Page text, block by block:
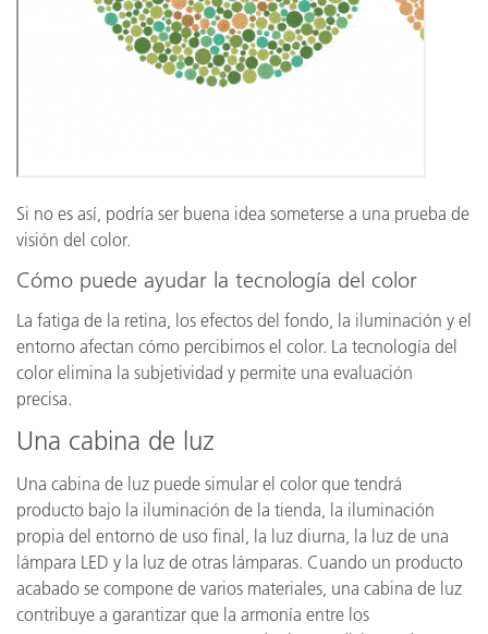
Si no es así, podría ser buena idea someterse a una prueba de
visión del color.
Cómo puede ayudar la tecnología del color
La fatiga de la retina, los efectos del fondo, la iluminación y el
entorno afectan cómo percibimos el color. La tecnología del
color elimina la subjetividad y permite una evaluación
precisa.
Una cabina de luz
Una cabina de luz puede simular el color que tendrá
producto bajo la iluminación de la tienda, la iluminación
propia del entorno de uso final, la luz diurna, la luz de una
lámpara LED y la luz de otras lámparas. Cuando un producto
acabado se compone de varios materiales, una cabina de luz
contribuye a garantizar que la armonía entre los